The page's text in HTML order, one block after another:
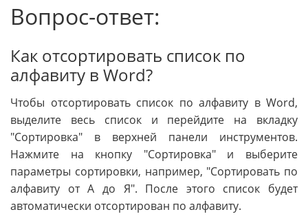
Вопрос-ответ:
Как отсортировать список по
алфавиту в Word?
Чтобы отсортировать список по алфавиту в Word,
выделите весь список и перейдите на вкладку
"Сортировка" в верхней панели инструментов.
Нажмите на кнопку "Сортировка" и выберите
параметры сортировки, например, "Сортировать по
алфавиту от A до Я". После этого список будет
автоматически отсортирован по алфавиту.